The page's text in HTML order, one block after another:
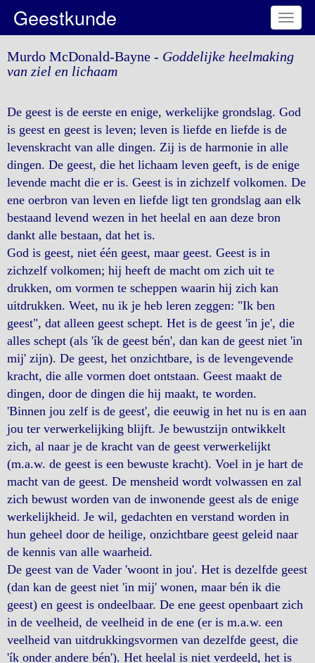
Toggle
Geestkunde
Murdo McDonald-Bayne - Goddelijke heelmaking
van ziel en lichaam
De geest is de eerste en enige, werkelijke grondslag. God
is geest en geest is leven; leven is liefde en liefde is de
levenskracht van alle dingen. Zij is de harmonie in alle
dingen. De geest, die het lichaam leven geeft, is de enige
levende macht die er is. Geest is in zichzelf volkomen. De
ene oerbron van leven en liefde ligt ten grondslag aan elk
bestaand levend wezen in het heelal en aan deze bron
dankt alle bestaan, dat het is.
God is geest, niet één geest, maar geest. Geest is in
zichzelf volkomen; hij heeft de macht om zich uit te
drukken, om vormen te scheppen waarin hij zich kan
uitdrukken. Weet, nu ik je heb leren zeggen: "Ik ben
geest", dat alleen geest schept. Het is de geest 'in je', die
alles schept (als 'ík de geest bén', dan kan de geest niet 'in
mij' zijn). De geest, het onzichtbare, is de levengevende
kracht, die alle vormen doet ontstaan. Geest maakt de
dingen, door de dingen die hij maakt, te worden.
'Binnen jou zelf is de geest', die eeuwig in het nu is en aan
jou ter verwerkelijking blijft. Je bewustzijn ontwikkelt
zich, al naar je de kracht van de geest verwerkelijkt
(m.a.w. de geest is een bewuste kracht). Voel in je hart de
macht van de geest. De mensheid wordt volwassen en zal
zich bewust worden van de inwonende geest als de enige
werkelijkheid. Je wil, gedachten en verstand worden in
hun geheel door de heilige, onzichtbare geest geleid naar
de kennis van alle waarheid.
De geest van de Vader 'woont in jou'. Het is dezelfde geest
(dan kan de geest niet 'in mij' wonen, maar bén ik die
geest) en geest is ondeelbaar. De ene geest openbaart zich
in de veelheid, de veelheid in de ene (er is m.a.w. een
veelheid van uitdrukkingsvormen van dezelfde geest, die
'ík onder andere bén'). Het heelal is niet verdeeld, het is